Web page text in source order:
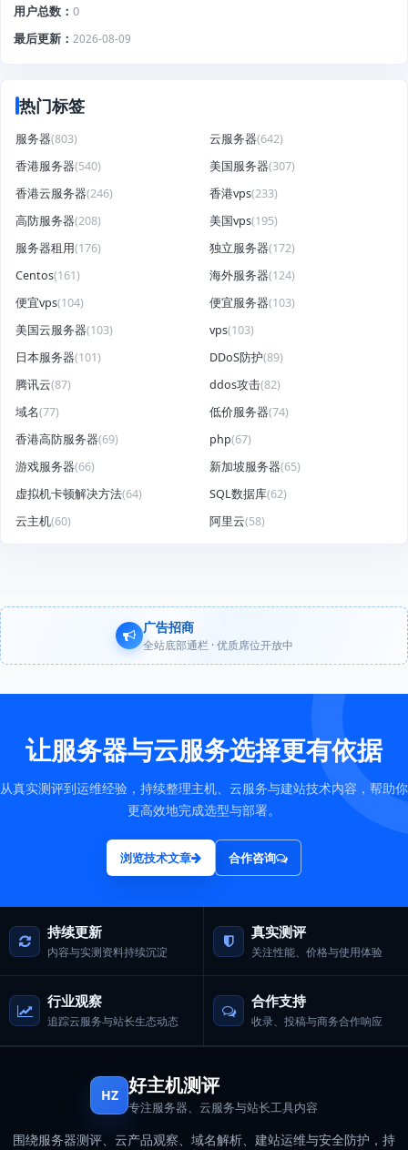
用户总数
0
最后更新
2026-08-09
热门标签
服务器(803) 云服务器(642)
香港服务器(540) 美国服务器(307)
香港云服务器(246) 香港vps(233)
高防服务器(208) 美国vps(195)
服务器租用(176) 独立服务器(172)
Centos(161) 海外服务器(124)
便宜vps(104) 便宜服务器(103)
美国云服务器(103) vps(103)
日本服务器(101) DDoS防护(89)
腾讯云(87) ddos攻击(82)
域名(77) 低价服务器(74)
香港高防服务器(69) php(67)
游戏服务器(66) 新加坡服务器(65)
虚拟机卡顿解决方法(64) SQL数据库(62)
云主机(60) 阿里云(58)
广告招商
全站底部通栏 · 优质席位开放中
让服务器与云服务选择更有依据
从真实测评到运维经验，持续整理主机、云服务与建站技术内容，帮助你
更高效地完成选型与部署。
浏览技术文章 合作咨询
持续更新
内容与实测资料持续沉淀
真实测评
关注性能、价格与使用体验
行业观察
追踪云服务与站长生态动态
合作支持
收录、投稿与商务合作响应
HZ 好主机测评
专注服务器、云服务与站长工具内容
围绕服务器测评、云产品观察、域名解析、建站运维与安全防护，持